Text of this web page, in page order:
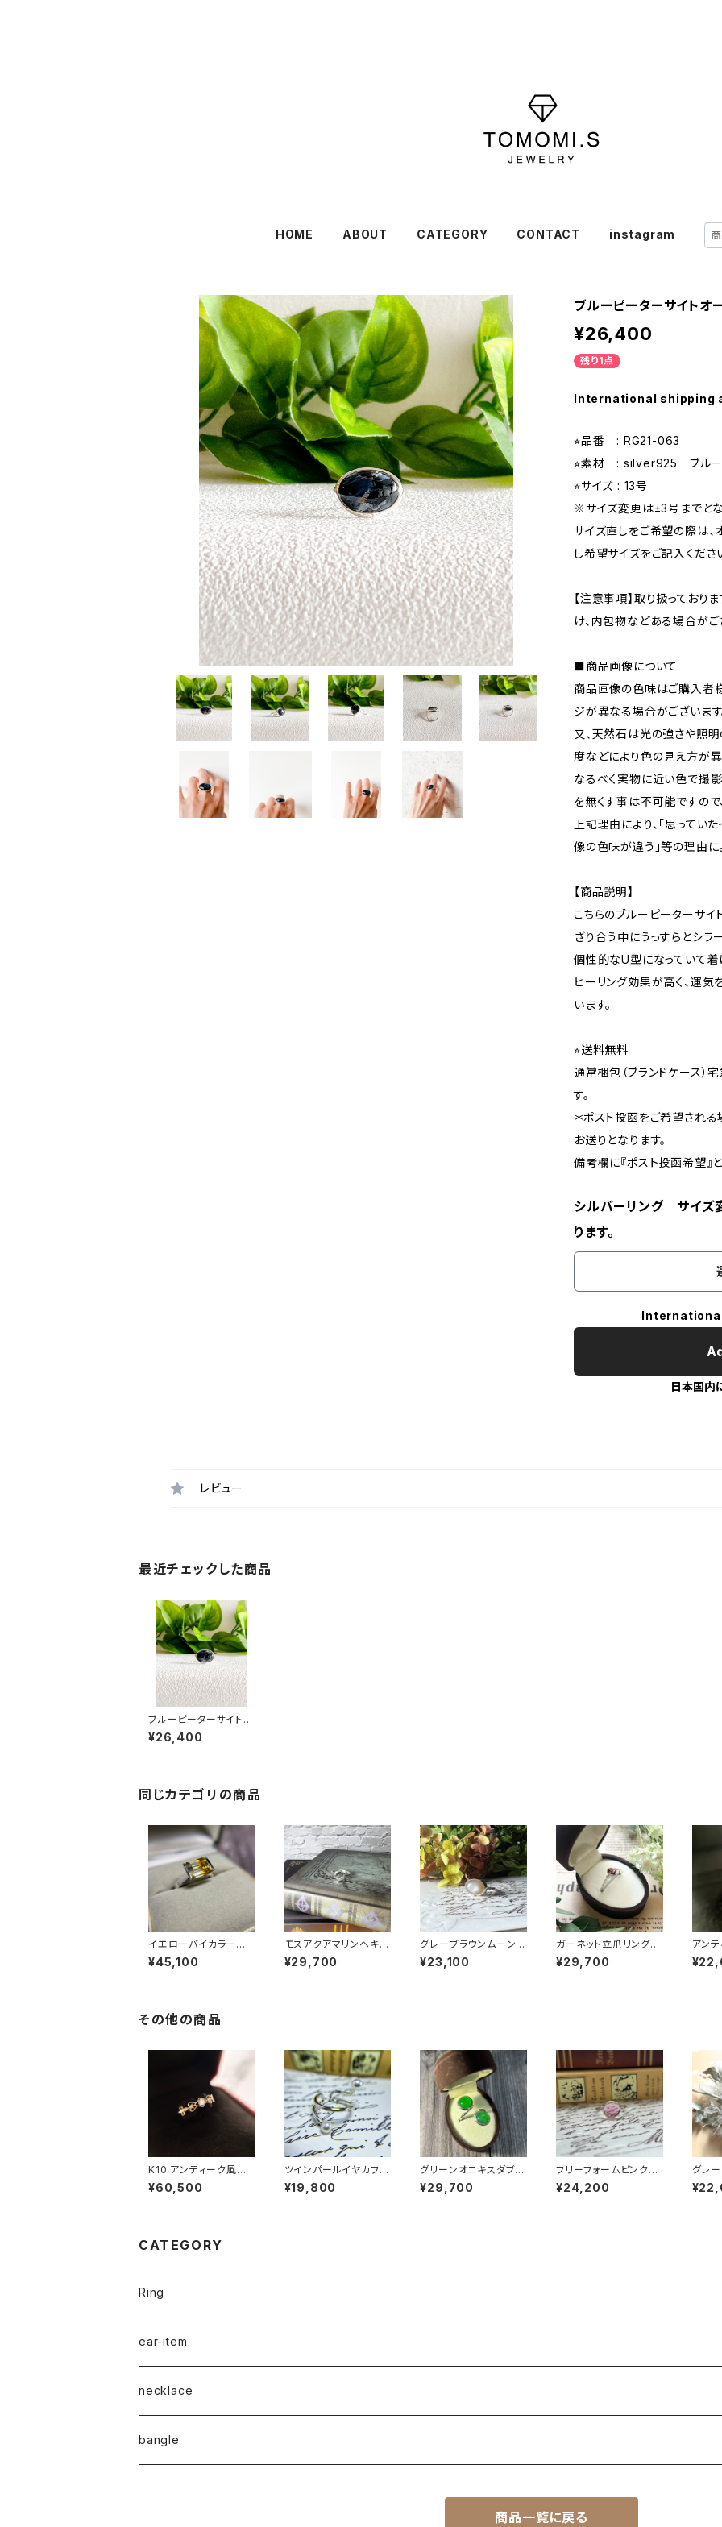
HOME ABOUT CATEGORY CONTACT instagram
ブルーピーターサイト
¥26,400
残り1点
International shipping
⭐︎品番 : RG21-063
⭐︎素材 : silver925 ブルー
⭐︎サイズ : 13号
※サイズ変更は±3号までとな
サイズ直しをご希望の際は
し希望サイズをご記入くださ
【注意事項】取り扱ってお
け、内包物などある場合が
■商品画像について
商品画像の色味はご購入者
ジが異なる場合がございます
又、天然石は光の強さや照
度などにより色の見え方が異
なるべく実物に近い色で撮
を無くす事は不可能ですの
上記理由により、｢思ってい
像の色味が違う｣等の理由に
【商品説明】
こちらのブルーピーターサ
ざり合う中にうっすらとシラ
個性的なU型になっていて着
ヒーリング効果が高く、運
います。
⭐︎送料無料
通常梱包（ブランドケース）
す。
＊ポスト投函をご希望される
お送りとなります。
備考欄に『ポスト投函希望』
シルバーリング サイズ
ります。
日本国内
レビュー
最近チェックした商品
ブルーピーターサイトオ
ーバルリング RG21-1
16
¥26,400
同じカテゴリの商品
イエローバイカラークォ
ーツリング RG25-26
0
¥45,100
モスアクアマリンヘキサ
ゴンリング RG25-25
7
¥29,700
グレーブラウンムーンス
トーンリング RG24-2
48
¥23,100
ガーネット立爪リング
RG25-255
¥29,700
アン
ブル
その他の商品
K10 アンティーク風ダ
イヤモンドリング RG2
5-254
¥60,500
ツインパールイヤカフ&
リング EA24-021
¥19,800
グリーンオニキスダブル
ストーンリング RG24-
246
¥29,700
フリーフォームピンクト
ルマリンリング RG22
-201
¥24,200
グレ
セッ
9-
CATEGORY
Ring
naturalstone-ring
plain-ring
ear-item
pierced earrings
earcuff
necklace
pearl
bangle
商品一覧に戻る